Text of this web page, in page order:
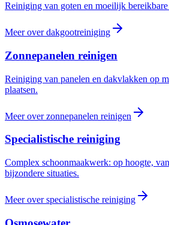
Reiniging van goten en moeilijk
Meer overdakgootreiniging
Zonnepanelen reinigen
Reiniging van panelen en dakvlakken op
plaatsen.
Meer overzonnepanelen reinigen
Specialistische reiniging
Complex schoonmaakwerk: op hoogte,
bijzondere situaties.
Meer overspecialistische reiniging